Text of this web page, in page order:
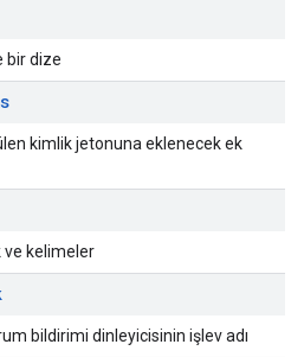
bir dize
kimlik jetonuna eklenecek ek
ve kelimeler
bildirimi dinleyicisinin işlev adı